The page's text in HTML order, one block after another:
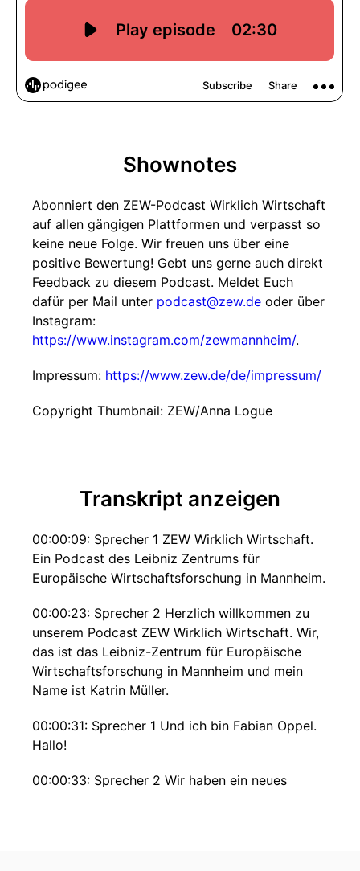
Shownotes
Abonniert den ZEW-Podcast Wirklich Wirtschaft
auf allen gängigen Plattformen und verpasst so
keine neue Folge. Wir freuen uns über eine
positive Bewertung! Gebt uns gerne auch direkt
Feedback zu diesem Podcast. Meldet Euch
dafür per Mail unter podcast@zew.de oder über
Instagram:
https://www.instagram.com/zewmannheim/.
Impressum: https://www.zew.de/de/impressum/
Copyright Thumbnail: ZEW/Anna Logue
Transkript anzeigen
00:00:09: Sprecher 1 ZEW Wirklich Wirtschaft.
Ein Podcast des Leibniz Zentrums für
Europäische Wirtschaftsforschung in Mannheim.
00:00:23: Sprecher 2 Herzlich willkommen zu
unserem Podcast ZEW Wirklich Wirtschaft. Wir,
das ist das Leibniz-Zentrum für Europäische
Wirtschaftsforschung in Mannheim und mein
Name ist Katrin Müller.
00:00:31: Sprecher 1 Und ich bin Fabian Oppel.
Hallo!
00:00:33: Sprecher 2 Wir haben ein neues